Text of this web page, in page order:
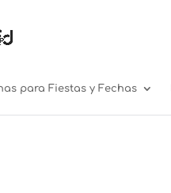
para Fiestas y Fechas